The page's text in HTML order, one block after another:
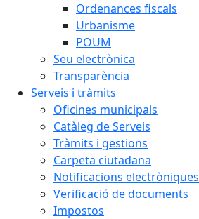
Ordenances fiscals
Urbanisme
POUM
Seu electrònica
Transparència
Serveis i tràmits
Oficines municipals
Catàleg de Serveis
Tràmits i gestions
Carpeta ciutadana
Notificacions electròniques
Verificació de documents
Impostos